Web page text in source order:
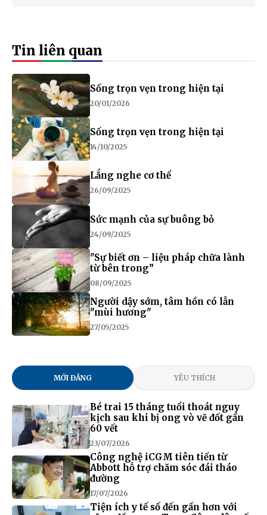
Tin liên quan
Sống trọn vẹn trong hiện tại
20/01/2026
Sống trọn vẹn trong hiện tại
14/10/2025
Lắng nghe cơ thể
26/09/2025
Sức mạnh của sự buông bỏ
24/09/2025
"Sự biết ơn – liệu pháp chữa lành
từ bên trong”
08/09/2025
Người dậy sớm, tâm hồn có lẫn
"mùi hương"
27/05/2025
MỚI ĐĂNG YÊU THÍCH
Bé trai 15 tháng tuổi thoát nguy
kịch sau khi bị ong vò vẽ đốt gần
60 vết
23/07/2026
Công nghệ iCGM tiên tiến từ
Abbott hỗ trợ chăm sóc đái tháo
đường
17/07/2026
Tiện ích y tế số đến gần hơn với